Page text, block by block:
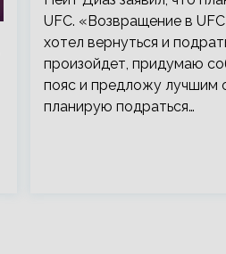
UFC. «Возвращение в
хотел вернуться и
произойдет, придумаю
пояс и предложу лучшим
планирую подраться…